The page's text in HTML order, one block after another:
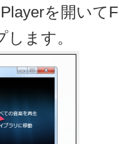
を開いて
ます。